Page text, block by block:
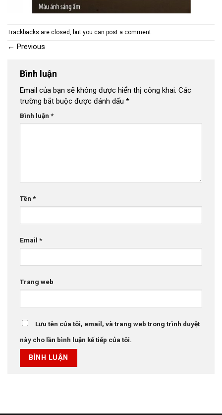
Trackbacks are closed, but you can post a comment.
← Previous
Bình luận
Email của bạn sẽ không được hiển thị công khai. Các
trường bắt buộc được đánh dấu *
Bình luận *
Tên *
Email *
Trang web
Lưu tên của tôi, email, và trang web trong trình duyệt
này cho lần bình luận kế tiếp của tôi.